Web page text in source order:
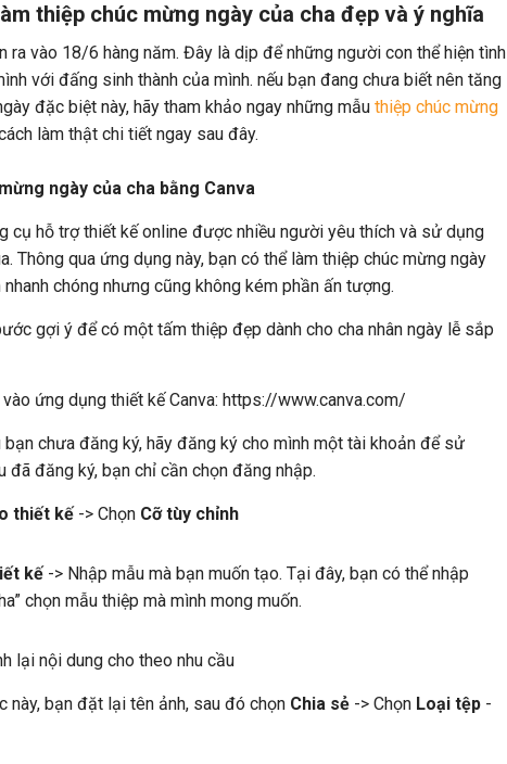
thiệp chúc mừng ngày của cha đẹp và ý nghĩa
ra vào 18/6 hàng năm. Đây là dịp để những người con thể hiện tình
với đấng sinh thành của mình. nếu bạn đang chưa biết nên tăng
đặc biệt này, hãy tham khảo ngay những mẫu thiệp chúc mừng
làm thật chi tiết ngay sau đây.
ngày của cha bằng Canva
cụ hỗ trợ thiết kế online được nhiều người yêu thích và sử dụng
Thông qua ứng dụng này, bạn có thể làm thiệp chúc mừng ngày
chóng nhưng cũng không kém phần ấn tượng.
gợi ý để có một tấm thiệp đẹp dành cho cha nhân ngày lễ sắp
vào ứng dụng thiết kế Canva: https://www.canva.com/
bạn chưa đăng ký, hãy đăng ký cho mình một tài khoản để sử
đã đăng ký, bạn chỉ cần chọn đăng nhập.
thiết kế -> Chọn Cỡ tùy chỉnh
kế-> Nhập mẫu mà bạn muốn tạo. Tại đây, bạn có thể nhập
chọn mẫu thiệp mà mình mong muốn.
lại nội dung cho theo nhu cầu
này, bạn đặt lại tên ảnh, sau đó chọn Chia sẻ -> Chọn Loại tệp -